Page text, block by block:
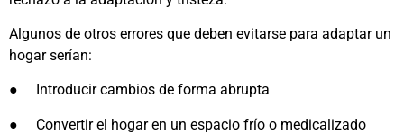
Algunos de otros errores que deben evitarse para adaptar un
hogar serían:
● Introducir cambios de forma abrupta
● Convertir el hogar en un espacio frío o medicalizado